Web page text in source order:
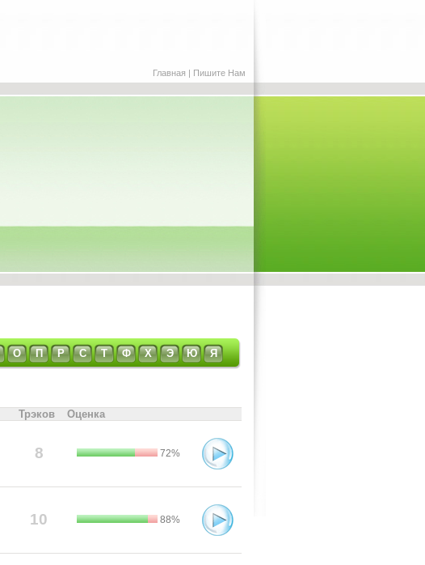
Главная | Пишите Нам
О П Р С Т Ф Х Э Ю Я
Трэков Оценка
8 72%
10 88%